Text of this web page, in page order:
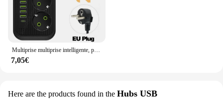
Multiprise multiprise intelligente, prise UE, rallonge multiprise, filtre réseau avec 4USB, type C, charge rapide PD
7,05€
Here are the products found in the Hubs USB